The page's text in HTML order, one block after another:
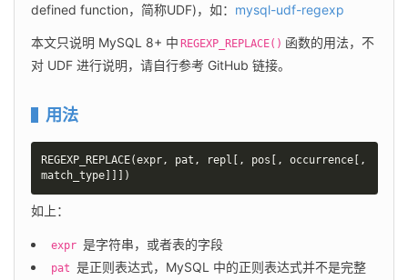
defined function，简称UDF)，如： mysql-udf-regexp
本文只说明 MySQL 8+ 中 REGEXP_REPLACE() 函数的用法，不
对 UDF 进行说明，请自行参考 GitHub 链接。
用法
REGEXP_REPLACE(expr, pat , repl , pos , occurrence
,
match_type
)
如上：
expr 是字符串，或者表的字段
pat 是正则表达式，MySQL 中的正则表达式并不是完整